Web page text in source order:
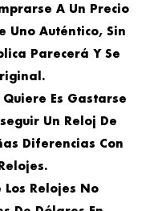
A Un Precio
Uno Auténtico, Sin
Parecerá Y Se
Es Gastarse
Un Reloj De
Diferencias Con
Los Relojes No